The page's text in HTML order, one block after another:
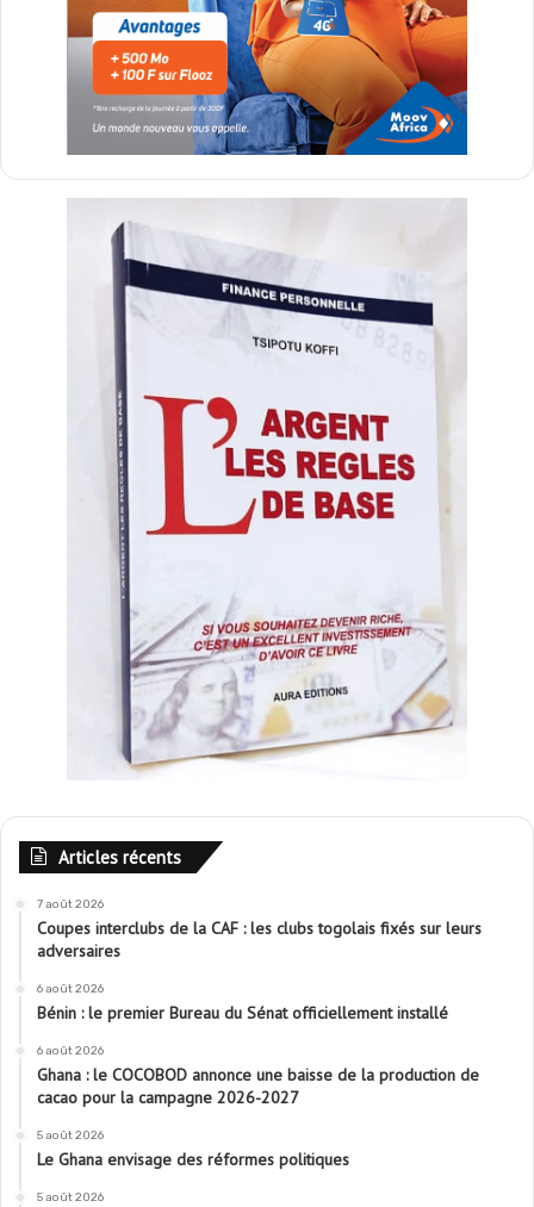
Articles récents
7 août 2026
Coupes interclubs de la CAF : les clubs togolais fixés sur leurs
adversaires
6 août 2026
Bénin : le premier Bureau du Sénat officiellement installé
6 août 2026
Ghana : le COCOBOD annonce une baisse de la production de
cacao pour la campagne 2026-2027
5 août 2026
Le Ghana envisage des réformes politiques
5 août 2026